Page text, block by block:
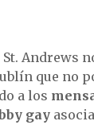
Andrews
que no
a los
gay